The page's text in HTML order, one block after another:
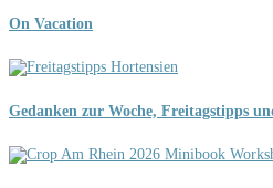
On Vacation
Gedanken zur Woche, Freitagstipps